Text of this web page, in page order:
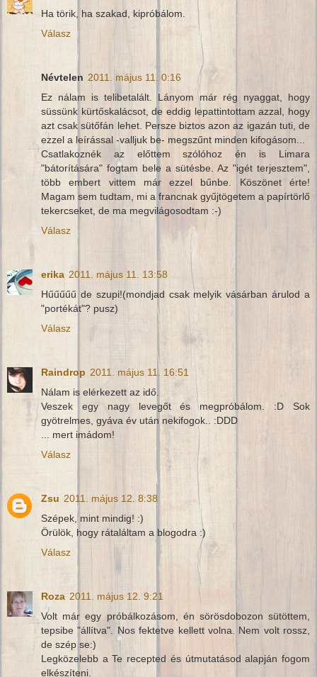
Ha törik, ha szakad, kipróbálom.
Válasz
Névtelen 2011. május 11. 0:16
Ez nálam is telibetalált. Lányom már rég nyaggat, hogy
süssünk kürtőskalácsot, de eddig lepattintottam azzal, hogy
azt csak sütőfán lehet. Persze biztos azon az igazán tuti, de
ezzel a leírással -valljuk be- megszűnt minden kifogásom...
Csatlakoznék az előttem szólóhoz én is Limara
"bátorítására" fogtam bele a sütésbe. Az "igét terjesztem",
több embert vittem már ezzel bűnbe. Köszönet érte!
Magam sem tudtam, mi a francnak gyűjtögetem a papírtörlő
tekercseket, de ma megvilágosodtam :-)
Válasz
erika 2011. május 11. 13:58
Hűűűűű de szupi!(mondjad csak melyik vásárban árulod a
"portékát"? pusz)
Válasz
Raindrop 2011. május 11. 16:51
Nálam is elérkezett az idő.
Veszek egy nagy levegőt és megpróbálom. :D Sok
gyötrelmes, gyáva év után nekifogok.. :DDD
... mert imádom!
Válasz
Zsu 2011. május 12. 8:38
Szépek, mint mindig! :)
Örülök, hogy rátaláltam a blogodra :)
Válasz
Roza 2011. május 12. 9:21
Volt már egy próbálkozásom, én sörösdobozon sütöttem,
tepsibe "állítva". Nos fektetve kellett volna. Nem volt rossz,
de szép se:)
Legközelebb a Te recepted és útmutatásod alapján fogom
elkészíteni.